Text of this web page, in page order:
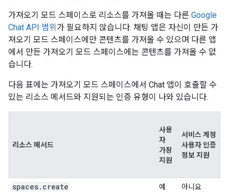
가져오기 모드 스페이스로 리소스를 가져올 때는 다른 Google
Chat API 범위 가 필요하지 않습니다. 채팅 앱은 자신이 만든 가
져오기 모드 스페이스에만 콘텐츠를 가져올 수 있으며 다른 앱
에서 만든 가져오기 모드 스페이스에는 콘텐츠를 가져올 수 없
습니다.
다음 표에는 가져오기 모드 스페이스에서 Chat 앱이 호출할 수
있는 리소스 메서드와 지원되는 인증 유형이 나와 있습니다.
리소스 메서드
사용
자
가장
지원
서비스 계정
사용자 인증
정보 지원
spaces.create 예 아니요